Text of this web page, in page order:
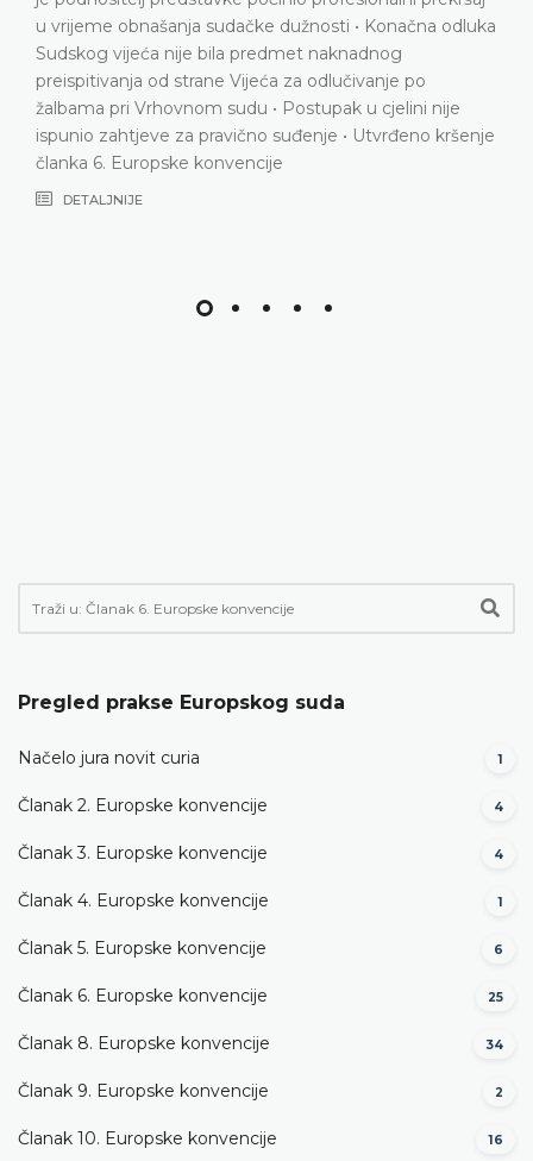
DETALJNIJE
Pregled prakse Europskog suda
Načelo jura novit curia 1
Članak 2. Europske konvencije 4
Članak 3. Europske konvencije 4
Članak 4. Europske konvencije 1
Članak 5. Europske konvencije 6
Članak 6. Europske konvencije 25
Članak 8. Europske konvencije 34
Članak 9. Europske konvencije 2
Članak 10. Europske konvencije 16